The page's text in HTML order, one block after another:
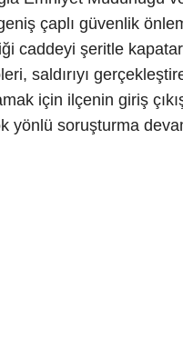
çaplı güvenlik
caddeyi şeritle
saldırıyı
için ilçenin giriş
yönlü soruşturma